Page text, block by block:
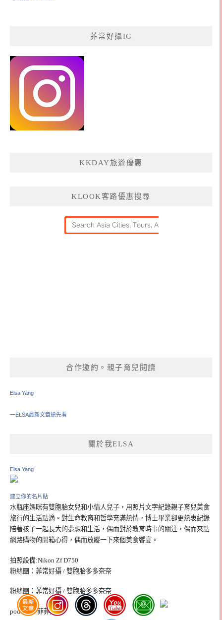
菲常好攝IG
KKDAY旅遊優惠
KLOOK客路優惠搜尋
合作邀約。親子育兒閱讀
Elsa Yang
一ELSA最新文章搶先看
關於我ELSA
Elsa Yang
建立你的名片貼
水瓶座媽咪有雙胞胎女兒和小情人兒子，用照片文字紀錄親子育兒美食
旅行的生活點滴。對生命教育和哲學充滿熱情，博士畢業卻更熱衷紀錄
陪著孩子一起長大的夢想和生活，偶而對於教育時事的關注，偶而來點
網路購物的開箱心得，偶而放縱一下來個美食饗宴。
拍照設備:Nikon Zf D750
粉絲團：菲常好攝 / 雙胞胎多多奈奈
粉絲團：菲常好攝 / 雙胞胎多多奈奈
podcast：菲菲之音